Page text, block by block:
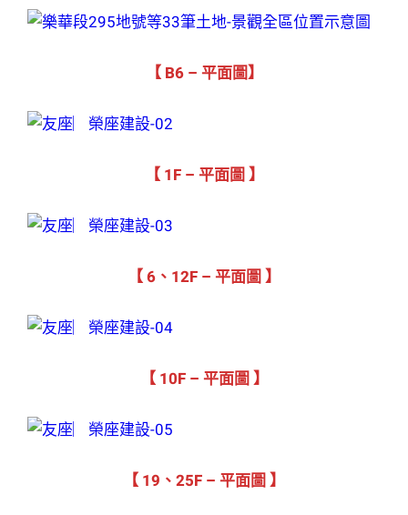
【 B6 – 平面圖】
【 1F – 平面圖 】
【 6、12F – 平面圖 】
【 10F – 平面圖 】
【 19、25F – 平面圖 】